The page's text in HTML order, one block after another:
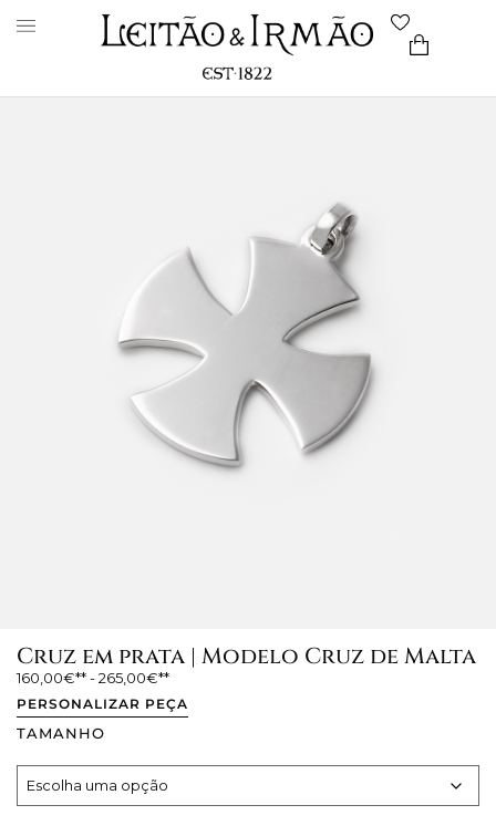
Cruz em prata | Modelo Cruz de Malta
160,00€ -265,00€
PERSONALIZAR PEÇA
TAMANHO